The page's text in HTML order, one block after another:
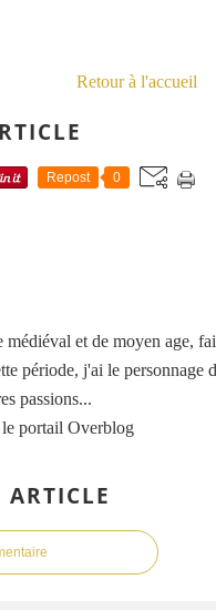
Retour à l'accueil
Repost 0
médiéval et de moyen age,
période, j'ai le personnage
passions...
le portail Overblog
ARTICLE